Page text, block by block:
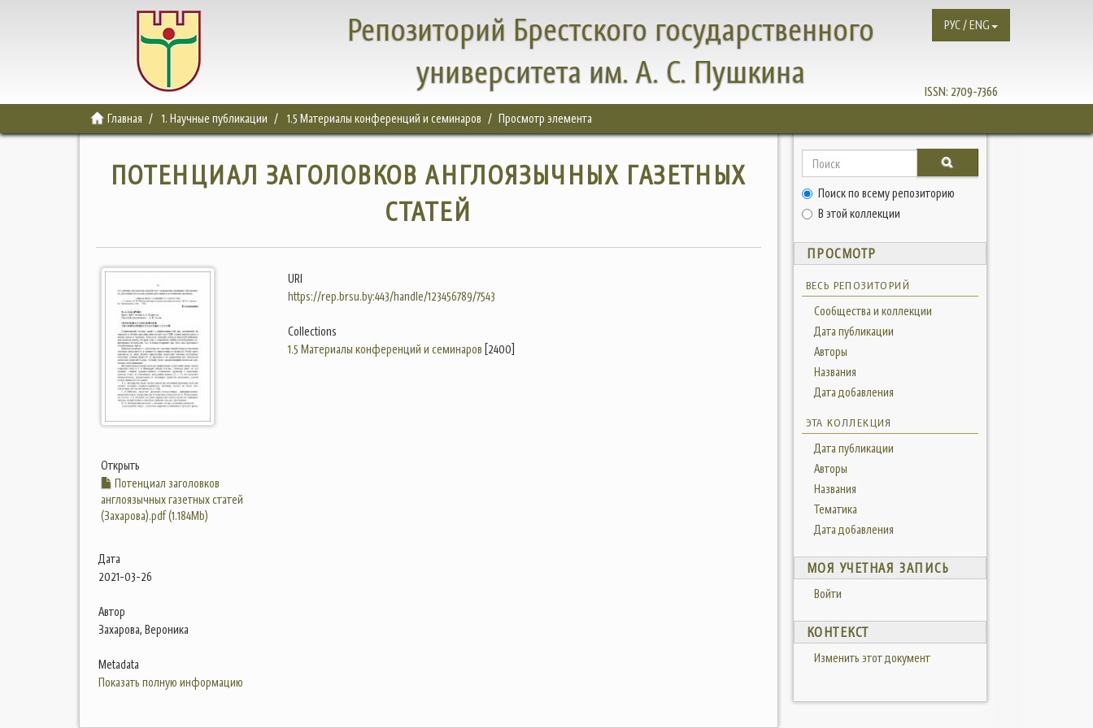
Репозиторий Брестского государственного
университета им. А. С. Пушкина
ISSN: 2709-7366
РУС / ENG
Главная 1. Научные публикации 1.5 Материалы конференций и семинаров Просмотр элемента
ПОТЕНЦИАЛ ЗАГОЛОВКОВ АНГЛОЯЗЫЧНЫХ ГАЗЕТНЫХ
СТАТЕЙ
Открыть
Потенциал заголовков
англоязычных газетных статей
(Захарова).pdf (1.184Mb)
Дата
2021-03-26
Автор
Захарова, Вероника
Metadata
Показать полную информацию
URI
https://rep.brsu.by:443/handle/123456789/7543
Collections
1.5 Материалы конференций и семинаров [2400]
Поиск по всему репозиторию
В этой коллекции
ПРОСМОТР
ВЕСЬ РЕПОЗИТОРИЙ
Сообщества и коллекции
Дата публикации
Авторы
Названия
Дата добавления
ЭТА КОЛЛЕКЦИЯ
Дата публикации
Авторы
Названия
Тематика
Дата добавления
МОЯ УЧЕТНАЯ ЗАПИСЬ
Войти
КОНТЕКСТ
Изменить этот документ